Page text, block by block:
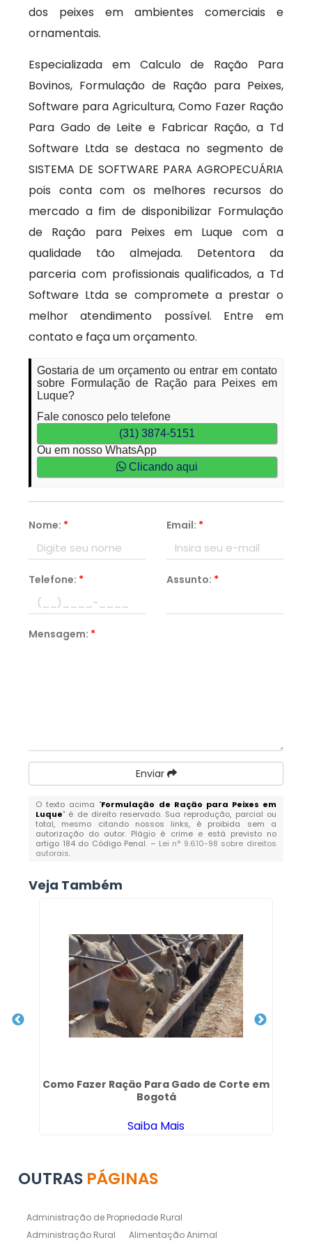
dos peixes em ambientes comerciais e
ornamentais.
Especializada em Calculo de Ração Para
Bovinos, Formulação de Ração para Peixes,
Software para Agricultura, Como Fazer Ração
Para Gado de Leite e Fabricar Ração, a Td
Software Ltda se destaca no segmento de
SISTEMA DE SOFTWARE PARA AGROPECUÁRIA
pois conta com os melhores recursos do
mercado a fim de disponibilizar Formulação
de Ração para Peixes em Luque com a
qualidade tão almejada. Detentora da
parceria com profissionais qualificados, a Td
Software Ltda se compromete a prestar o
melhor atendimento possível. Entre em
contato e faça um orçamento.
Gostaria de um orçamento ou entrar em contato
sobre Formulação de Ração para Peixes em
Luque?
Fale conosco pelo telefone
(31) 3874-5151
Ou em nosso WhatsApp
Clicando aqui
Nome: * Email: *
Telefone: * Assunto: *
Mensagem: *
Enviar
O texto acima "Formulação de Ração para Peixes em
Luque" é de direito reservado. Sua reprodução, parcial ou
total, mesmo citando nossos links, é proibida sem a
autorização do autor. Plágio é crime e está previsto no
artigo 184 do Código Penal. – Lei n° 9.610-98 sobre direitos
autorais.
Veja Também
Como Fazer Ração Para Gado de Corte em
Bogotá
Saiba Mais
OUTRAS PÁGINAS
Administração de Propriedade Rural
Administração Rural
Alimentação Animal